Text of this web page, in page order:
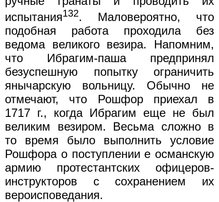
испытания132. Маловероятно, что
подобная работа проходила без
ведома великого везира. Напомним,
что Ибрагим-паша предпринял
безуспешную попытку ограничить
янычарскую вольницу. Обычно не
отмечают, что Рошфор приехал в
1717 г., когда Ибрагим еще не был
великим везиром. Весьма сложно в
то время было выполнить условие
Рошфора о поступлении е османскую
армию протестантских офицеров-
инструкторов с сохранением их
вероисповедания.